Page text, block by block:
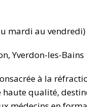
mardi au vendredi)
Yverdon-les-Bains
à la
qualité,